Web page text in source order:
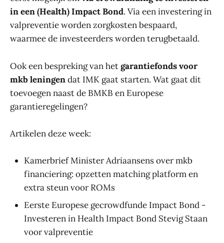
in een (Health) Impact Bond. Via een investering in
valpreventie worden zorgkosten bespaard,
waarmee de investeerders worden terugbetaald.
Ook een bespreking van hetgarantiefonds voor
mkb leningendat IMK gaat starten. Wat gaat dit
toevoegen naast de BMKB en Europese
garantieregelingen?
Artikelen deze week:
Kamerbrief Minister Adriaansens over mkb
financiering: opzetten matching platform en
extra steun voor ROMs
Eerste Europese gecrowdfunde Impact Bond -
Investeren in Health Impact Bond Stevig Staan
voor valpreventie